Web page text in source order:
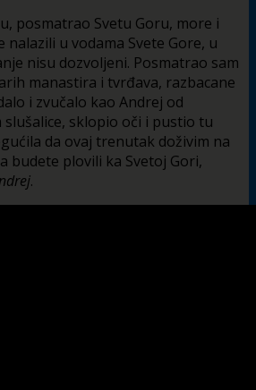
posmatrao Svetu Goru, more i
nalazili u vodama Svete Gore, u
nisu dozvoljeni. Posmatrao sam
manastira i tvrđava, razbacane
i zvučalo kao Andrej od
slušalice, sklopio oči i pustio tu
da ovaj trenutak doživim na
budete plovili ka Svetoj Gori,
.